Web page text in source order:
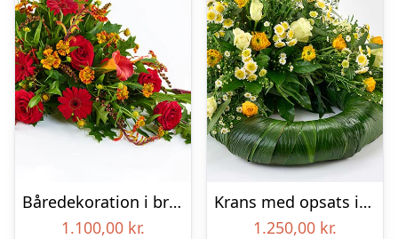
Båredekoration i brændte farver – Blomster til begravelse
1.100,00 kr.
Krans med opsats i gule farver – Blomster til begravelse
1.250,00 kr.